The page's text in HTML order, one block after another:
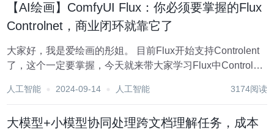
【AI绘画】ComfyUI Flux：你必须要掌握的Flux
Controlnet，商业闭环就靠它了
大家好，我是爱绘画的彤姐。 目前Flux开始支持Controlent
了，这个一定要掌握，今天就来带大家学习Flux中Controlnet
插件，就是Controlnet，我们都知道Contr...
人工智能 2024-09-14 人工智能 3174阅读
大模型+小模型协同处理跨文档理解任务，成本